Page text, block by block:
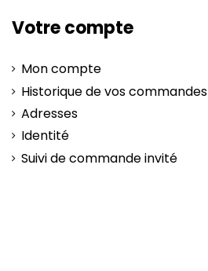
Votre compte
Mon compte
Historique de vos commandes
Adresses
Identité
Suivi de commande invité